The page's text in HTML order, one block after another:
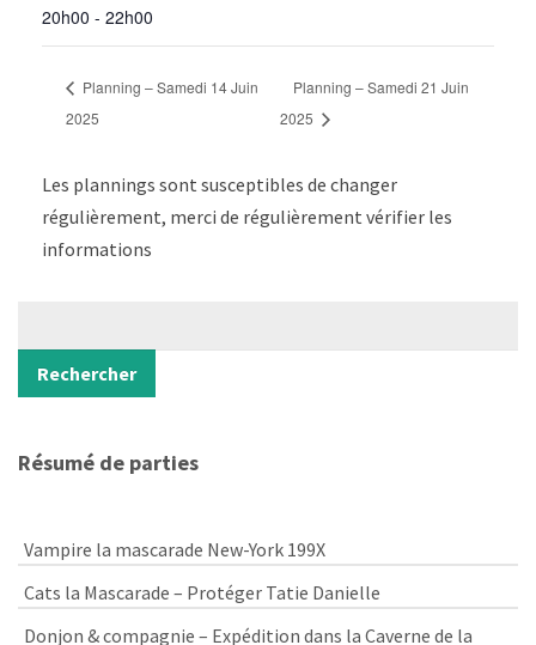
20h00 - 22h00
Planning – Samedi 14 Juin
2025
Planning – Samedi 21 Juin
2025
Les plannings sont susceptibles de changer
régulièrement, merci de régulièrement vérifier les
informations
Rechercher
Résumé de parties
Vampire la mascarade New-York 199X
Cats la Mascarade – Protéger Tatie Danielle
Donjon & compagnie – Expédition dans la Caverne de la